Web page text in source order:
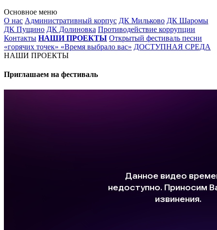
Основное меню
О нас Административный корпус ДК Мильково ДК Шаромы
ДК Пущино ДК Долиновка Противодействие коррупции
Контакты НАШИ ПРОЕКТЫ Открытый фестиваль песни
«горячих точек» «Время выбрало вас» ДОСТУПНАЯ СРЕДА
НАШИ ПРОЕКТЫ
Приглашаем на фестиваль